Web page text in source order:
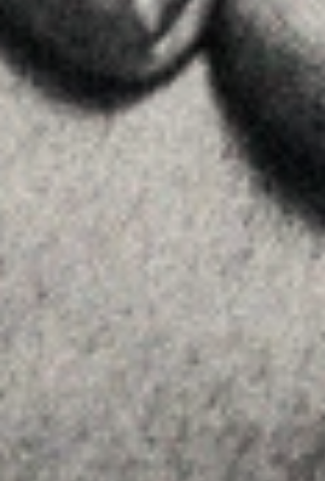
Assessorament
Insights
Contactar
SEGUEIX-NOS
Linkedin
Instagram
Youtube
Allyon — Barcelona, Spain
Copyrights © 2026 AVÍS LEGAL